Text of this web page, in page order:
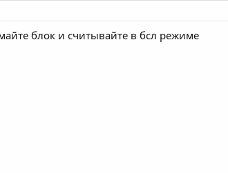
блок и считывайте в бсл режиме